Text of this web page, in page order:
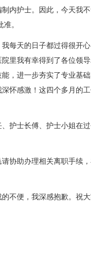
内护士。因此，今天我
。
每天的日子都过得很开
里我有幸得到了各位领
，进一步夯实了专业基
怀感激！这四个多月的
护士长傅、护士小姐在
协助办理相关离职手续
不便，我深感抱歉。祝